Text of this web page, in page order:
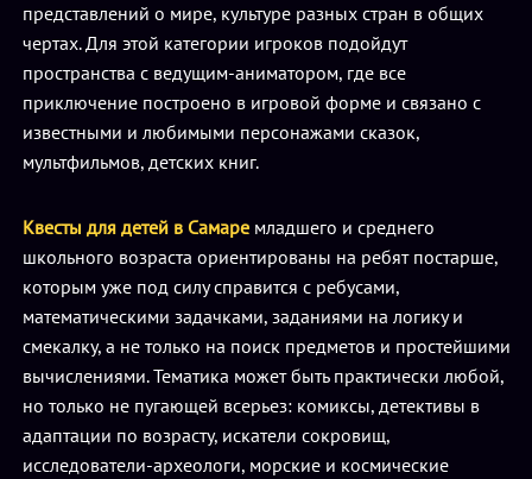
представлений о мире, культуре разных стран в общих
чертах. Для этой категории игроков подойдут
пространства с ведущим-аниматором, где все
приключение построено в игровой форме и связано с
известными и любимыми персонажами сказок,
мультфильмов, детских книг.
Квесты для детей в Самаре младшего и среднего
школьного возраста ориентированы на ребят постарше,
которым уже под силу справится с ребусами,
математическими задачками, заданиями на логику и
смекалку, а не только на поиск предметов и простейшими
вычислениями. Тематика может быть практически любой,
но только не пугающей всерьез: комиксы, детективы в
адаптации по возрасту, искатели сокровищ,
исследователи-археологи, морские и космические